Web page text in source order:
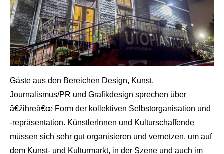
Gäste aus den Bereichen Design, Kunst,
Journalismus/PR und Grafikdesign sprechen über
â€žihreâ€œ Form der kollektiven Selbstorganisation und
-repräsentation. KünstlerInnen und Kulturschaffende
müssen sich sehr gut organisieren und vernetzen, um auf
dem Kunst- und Kulturmarkt, in der Szene und auch im